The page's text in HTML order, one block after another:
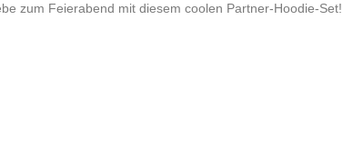
zum Feierabend mit diesem coolen Partner-Hoodie-Set!